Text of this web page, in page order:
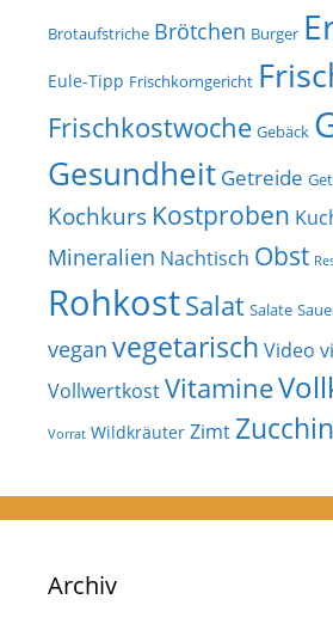
Brotaufstriche Brötchen Burger
Eule-Tipp Frischkorngericht
Frischkostwoche Gebäck
Gesundheit Getreide
Kochkurs Kostproben
Mineralien Nachtisch Obst
RohkostSalat Salate
vegan vegetarisch Video
VollwertkostVitamine
Vorrat Wildkräuter Zimt
Archiv